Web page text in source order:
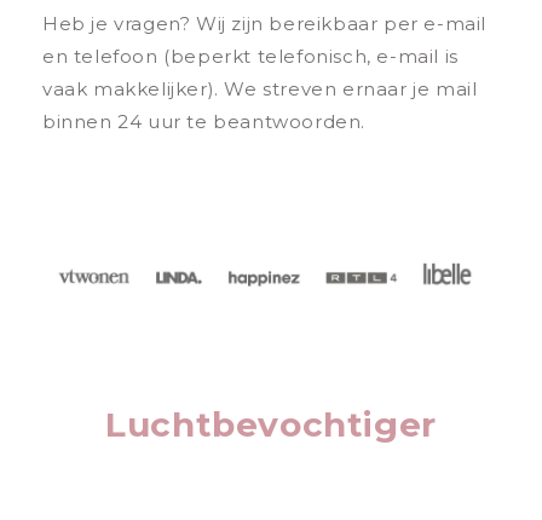
Heb je vragen? Wij zijn bereikbaar per e-mail
en telefoon (beperkt telefonisch, e-mail is
vaak makkelijker). We streven ernaar je mail
binnen 24 uur te beantwoorden.
Luchtbevochtiger